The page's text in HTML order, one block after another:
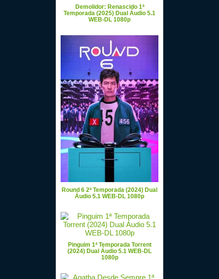
Demolidor: Renascido 1ª
Temporada (2025) Dual Áudio 5.1
WEB-DL 1080p
Round 6 2ª Temporada (2024) Dual
Áudio 5.1 WEB-DL 1080p
Pinguim 1ª Temporada Torrent
(2024) Dual Áudio 5.1 WEB-DL
1080p